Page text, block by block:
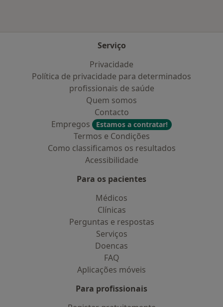
Serviço
Privacidade
Política de privacidade para determinados
profissionais de saúde
Quem somos
Contacto
Empregos
Estamos a contratar!
Termos e Condições
Como classificamos os resultados
Acessibilidade
Para os pacientes
Médicos
Clínicas
Perguntas e respostas
Serviços
Doencas
FAQ
Aplicações móveis
Para profissionais